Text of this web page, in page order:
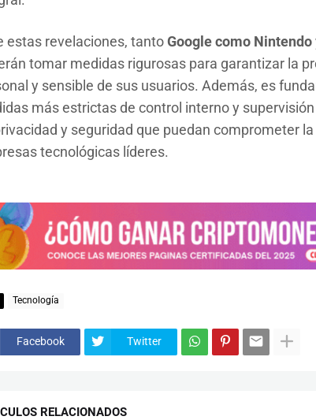
estas revelaciones, tantoGoogle como Nintendo
tomar medidas rigurosas para garantizar la
y sensible de sus usuarios. Además, es
más estrictas de control interno y
y seguridad que puedan comprometer
tecnológicas líderes.
Tecnología
Facebook Twitter
RELACIONADOS